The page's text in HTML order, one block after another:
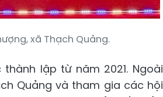
xã Thạch Quảng.
lập từ năm 2021. Ngoài
Quảng và tham gia các hội